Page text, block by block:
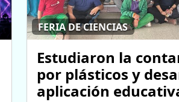
FERIA DE CIENCIAS
Estudiaron la
por plásticos y
aplicación